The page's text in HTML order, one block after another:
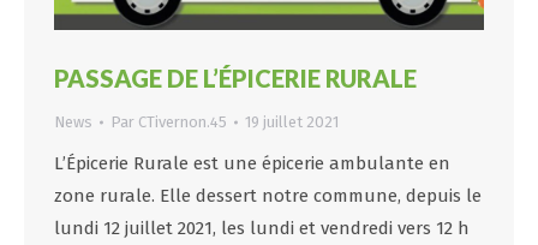
PASSAGE DE L’ÉPICERIE RURALE
News Par CTivernon.45 19 juillet 2021
L’Épicerie Rurale est une épicerie ambulante en
zone rurale. Elle dessert notre commune, depuis le
lundi 12 juillet 2021, les lundi et vendredi vers 12 h